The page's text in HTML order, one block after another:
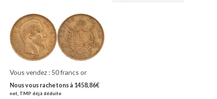
Vous vendez : 50 francs or
Nous vous rachetons à 1458,86€
net, TMP déjà déduite